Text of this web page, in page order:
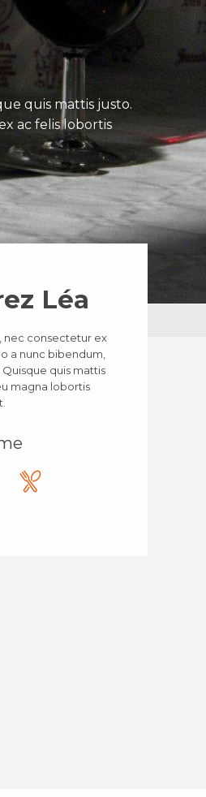
quis mattis justo.
ac felis lobortis
Léa
nec consectetur ex
a nunc bibendum,
quis mattis
magna lobortis